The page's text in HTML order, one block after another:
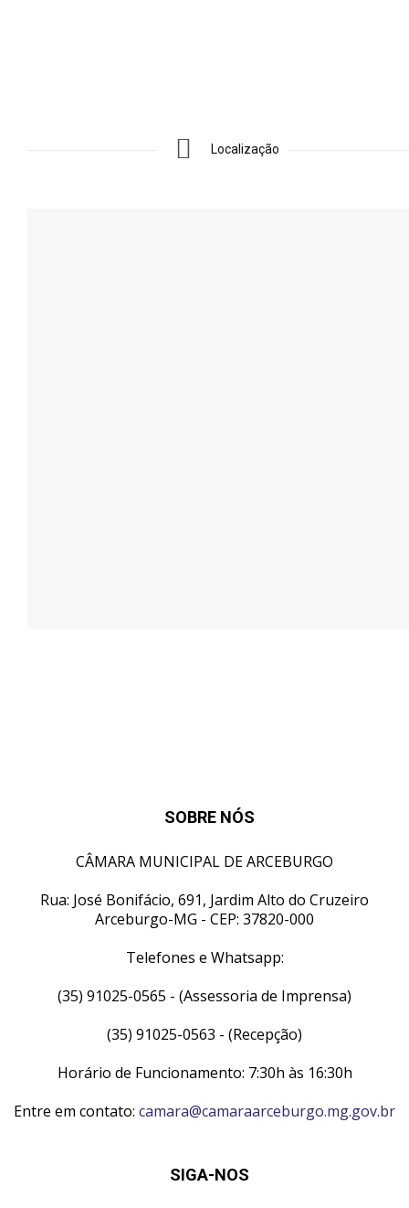
Localização
SOBRE NÓS
CÂMARA MUNICIPAL DE ARCEBURGO
Rua: José Bonifácio, 691, Jardim Alto do Cruzeiro
Arceburgo-MG - CEP: 37820-000
Telefones e Whatsapp:
(35) 91025-0565 - (Assessoria de Imprensa)
(35) 91025-0563 - (Recepção)
Horário de Funcionamento: 7:30h às 16:30h
Entre em contato: camara@camaraarceburgo.mg.gov.br
SIGA-NOS